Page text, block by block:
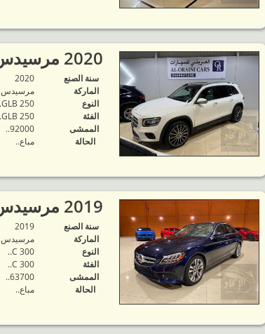
2020 مرسيدس -بنز GLB 250..
سنة الصنع
2020
الماركة
مرسيدس
النوع
GLB 250..
الفئة
GLB 250..
الممشى
92000..
الحالة
مباع..
2019 مرسيدس بنز C300..
سنة الصنع
2019
الماركة
مرسيدس
النوع
C 300..
الفئة
C 300..
الممشى
63700..
الحالة
مباع..